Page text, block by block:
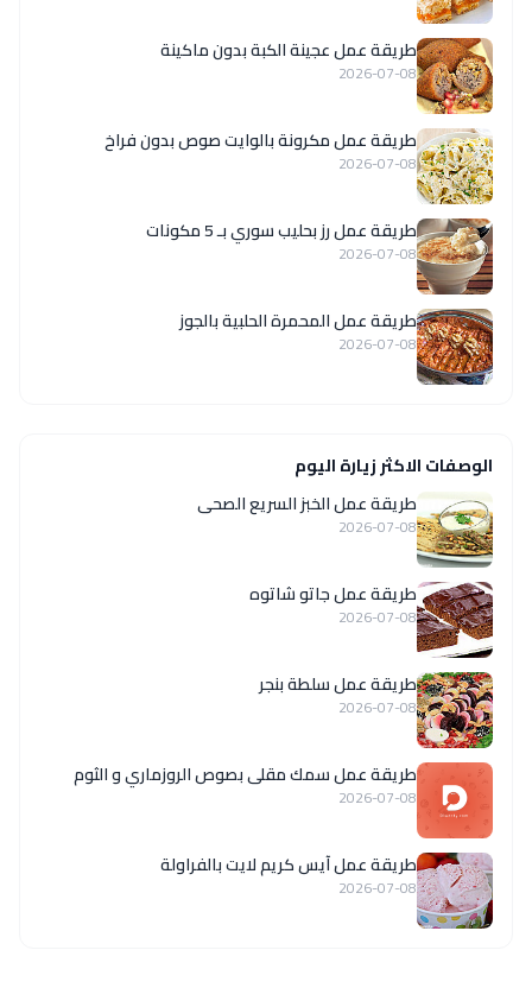
طريقة عمل عجينة الكبة بدون ماكينة
2026-07-08
طريقة عمل مكرونة بالوايت صوص بدون فراخ
2026-07-08
طريقة عمل رز بحليب سوري بـ 5 مكونات
2026-07-08
طريقة عمل المحمرة الحلبية بالجوز
2026-07-08
الوصفات الاكثر زيارة اليوم
طريقة عمل الخبز السريع الصحى
2026-07-08
طريقة عمل جاتو شاتوه
2026-07-08
طريقة عمل سلطة بنجر
2026-07-08
طريقة عمل سمك مقلى بصوص الروزماري و الثوم
2026-07-08
طريقة عمل آيس كريم لايت بالفراولة
2026-07-08